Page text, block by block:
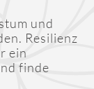
und
Resilienz
ein
finde